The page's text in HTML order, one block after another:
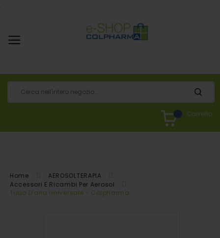
. .
Carrello
Home
AEROSOLTERAPIA
Accessori E Ricambi Per Aerosol
Tubo D'aria Universale - Colpharma